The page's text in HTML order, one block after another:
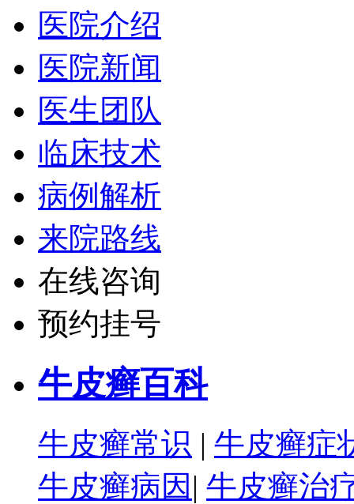
医院介绍
医院新闻
医生团队
临床技术
病例解析
来院路线
在线咨询
预约挂号
牛皮癣百科
牛皮癣常识 | 牛皮癣症
牛皮癣病因 | 牛皮癣治